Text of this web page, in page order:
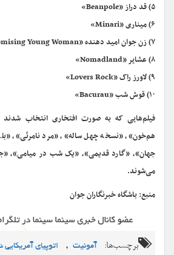
۵) قد دراز «Beanpole»
۶) میناری «Minari»
۷) زن جوان امید دهنده «Promising Young Woman»
۸) عشایر «Nomadland»
۹) لاورز راک «Lovers Rock»
۱۰) قوش شب «Bacurau»
هم‌خون»، «نسخه چهل ساله»، «مرد نامرئی»،
جهان»، «گارد قدیمی»، «یک شب در میامی»،
می‌شوند.
منبع: باشگاه خبرنگاران جوان
برچسب‌ها: آمونیت , اتوپیای